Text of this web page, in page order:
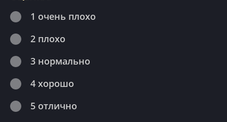
1 очень плохо
2 плохо
3 нормально
4 хорошо
5 отлично